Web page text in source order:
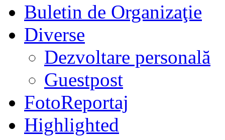
Buletin de Organizaţie
Diverse
Dezvoltare personală
Guestpost
FotoReportaj
Highlighted